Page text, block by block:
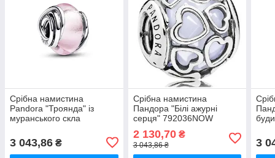
Срібна намистина
Pandora "Троянда" із
муранського скла
3 043,86 ₴
Срібна намистина
Пандора "Білі ажурні
серця" 792036NOW
2 130,70₴
3 043,86 ₴ 3